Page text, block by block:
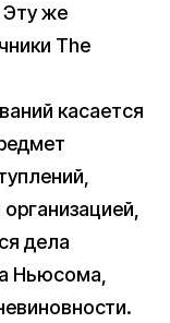
Эту же
The
касается
дела
Ньюсома,